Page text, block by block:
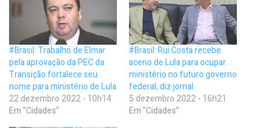
#Brasil: Trabalho de Elmar
pela aprovação da PEC da
Transição fortalece seu
nome para ministério de Lula
22 dezembro 2022 - 10h14
Em "Cidades"
#Brasil: Rui Costa recebe
aceno de Lula para ocupar
ministério no futuro governo
federal, diz jornal
5 dezembro 2022 - 16h21
Em "Cidades"